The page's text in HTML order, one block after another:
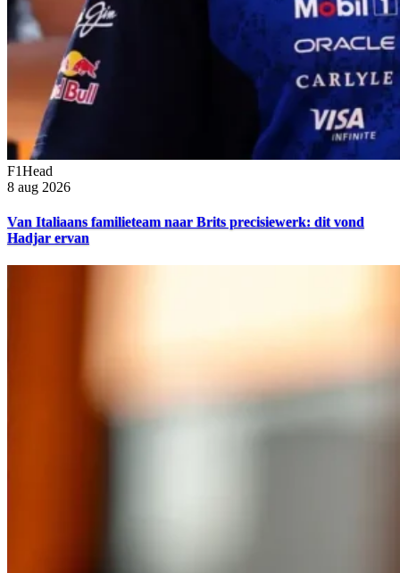
F1Head
8 aug 2026
Van Italiaans familieteam naar Brits precisiewerk: dit vond
Hadjar ervan